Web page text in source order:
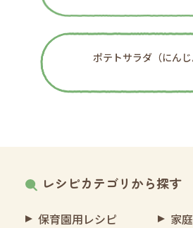
ポテトサラダ（にん
レシピカテゴリから探す
保育園用レシピ
家